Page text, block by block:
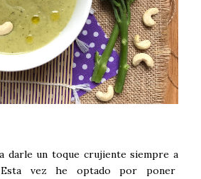
darle un toque crujiente siempre a
Esta vez he optado por poner